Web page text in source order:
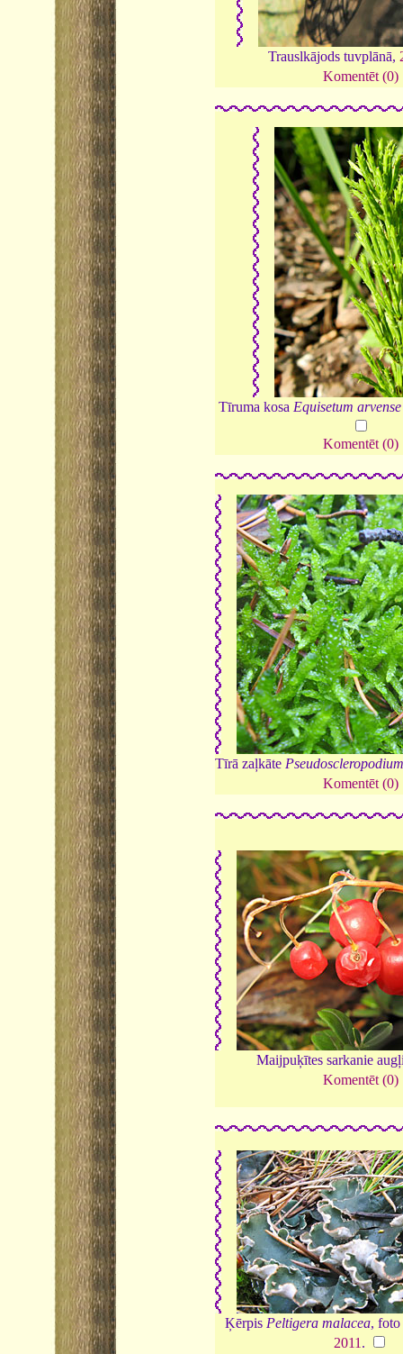
Trauslkājods tuvplānā,
Komentēt (0)
Tīruma kosa Equisetum arvense
Komentēt (0)
Tīrā zaļkāte
Komentēt (0)
Maijpuķītes sarkanie
Komentēt (0)
Ķērpis Peltigera malacea, foto
2011 .